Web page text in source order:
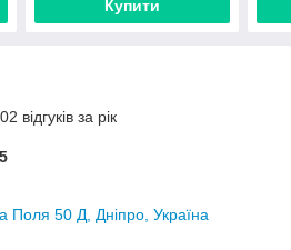
Купити
відгуків за рік
Поля 50 Д, Дніпро, Україна